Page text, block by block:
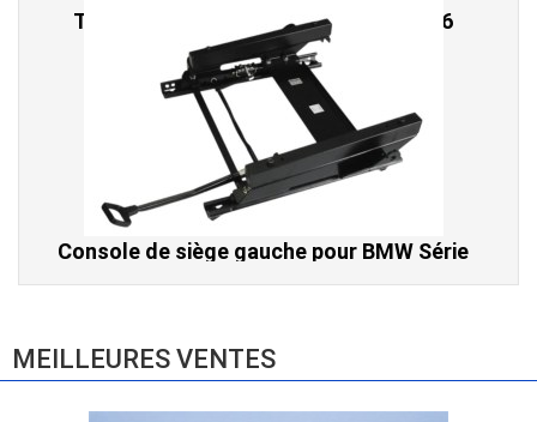
Console de siège gauche pour BMW Série
3 E46 (hors Cabriolet et CSL) et BMW X3
E83 (2004-2010)
MEILLEURES VENTES